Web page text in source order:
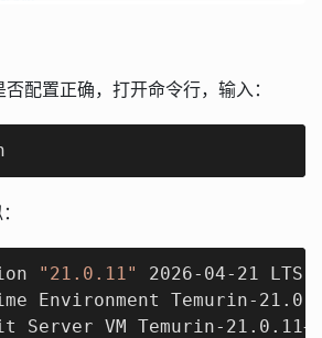
配置正确，打开命令行，输入：
"21.0.11"
2026-04-21 LTS
Environment Temurin-
Server VM Temurin-